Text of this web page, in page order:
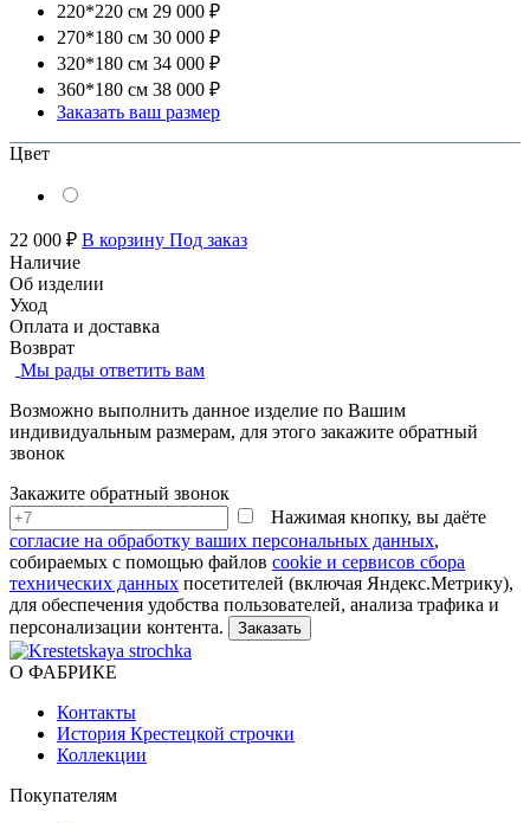
220*220 см 29 000 ₽
270*180 см 30 000 ₽
320*180 см 34 000 ₽
360*180 см 38 000 ₽
Заказать ваш размер
Цвет
22 000 ₽ В корзину Под заказ
Наличие
Об изделии
Уход
Оплата и доставка
Возврат
Мы рады ответить вам
Возможно выполнить данное изделие по Вашим
индивидуальным размерам, для этого закажите обратный
звонок
Закажите обратный звонок
Нажимая кнопку, вы даёте
согласие на обработку ваших персональных данных,
собираемых с помощью файлов cookie и сервисов сбора
технических данных посетителей (включая Яндекс.Метрику),
для обеспечения удобства пользователей, анализа трафика и
персонализации контента.
О ФАБРИКЕ
Контакты
История Крестецкой строчки
Коллекции
Покупателям